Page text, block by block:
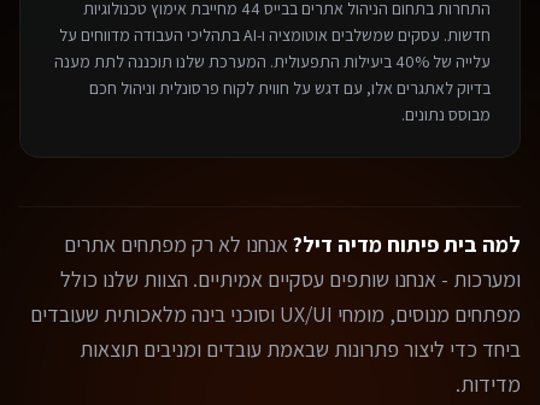
התחרות בתחום הניהול אתרים בבייס 44
מחייבת אימוץ טכנולוגיות
חדשות. עסקים שמשלבים אוטומציה ו-AI בתהליכי העבודה מדווחים על
עלייה של 40% ביעילות התפעולית. המערכת שלנו תוכננה לתת מענה
בדיוק לאתגרים אלו, עם דגש על חווית לקוח פרסונלית וניהול חכם
מבוסס נתונים.
למה בית פיתוח מדיה דיל?אנחנו לא רק מפתחים אתרים
ומערכות - אנחנו שותפים עסקיים אמיתיים. הצוות שלנו כולל
מפתחים מנוסים, מומחי UX/UI וסוכני בינה מלאכותית שעובדים
ביחד כדי ליצור פתרונות שבאמת עובדים ומניבים תוצאות
מדידות.